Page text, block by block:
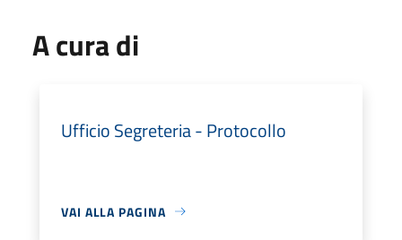
A cura di
Ufficio Segreteria - Protocollo
VAI ALLA PAGINA